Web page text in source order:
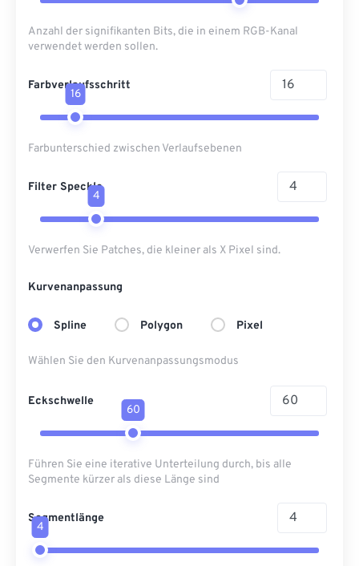
Anzahl der signifikanten Bits, die in einem RGB-Kanal
verwendet werden sollen.
Farbverlaufsschritt
16
Farbunterschied zwischen Verlaufsebenen
Filter Speckle
4
Verwerfen Sie Patches, die kleiner als X Pixel sind.
Kurvenanpassung
Spline Polygon Pixel
Wählen Sie den Kurvenanpassungsmodus
Eckschwelle
60
Führen Sie eine iterative Unterteilung durch, bis alle
Segmente kürzer als diese Länge sind
Segmentlänge
4